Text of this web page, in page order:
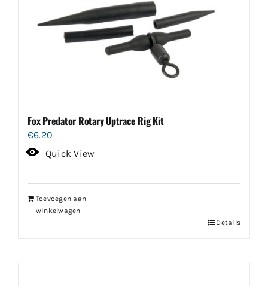
Fox Predator Rotary Uptrace Rig Kit
€6.20
Quick View
Toevoegen aan
winkelwagen
Details